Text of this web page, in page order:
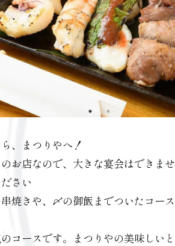
、まつりやへ！
お店なので、大きな宴会はできま
さい
焼きや、〆の御飯までついたコー
コースです。まつりやの美味しい